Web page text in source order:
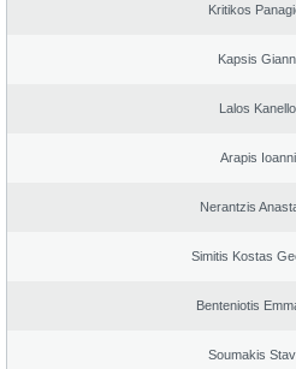
Kritikos
Kapsis
Lalos
Arapis
Nerantzis
Simitis Kostas
Benteniotis
Soumakis